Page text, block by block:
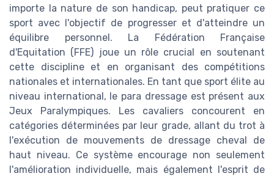
importe la nature de son handicap, peut pratiquer ce
sport avec l'objectif de progresser et d'atteindre un
équilibre personnel. La Fédération Française
d'Equitation (FFE) joue un rôle crucial en soutenant
cette discipline et en organisant des compétitions
nationales et internationales. En tant que sport élite au
niveau international, le para dressage est présent aux
Jeux Paralympiques. Les cavaliers concourent en
catégories déterminées par leur grade, allant du trot à
l'exécution de mouvements de dressage cheval de
haut niveau. Ce système encourage non seulement
l'amélioration individuelle, mais également l'esprit de